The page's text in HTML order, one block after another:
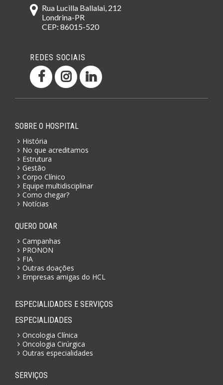
Rua Lucilla Ballalai, 212
Londrina-PR
CEP: 86015-520
REDES SOCIAIS
SOBRE O HOSPITAL
História
No que acreditamos
Estrutura
Gestão
Corpo Clínico
Equipe multidisciplinar
Como chegar?
Notícias
QUERO DOAR
Campanhas
PRONON
FIA
Outras doações
Empresas amigas do HCL
ESPECIALIDADES E SERVIÇOS
ESPECIALIDADES
Oncologia Clínica
Oncologia Cirúrgica
Outras especialidades
SERVIÇOS